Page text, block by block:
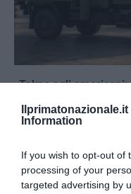
Ilprimatonazionale.it
Information
If you wish to opt-out of
processing of your
targeted advertising by
Tekne agli americani: